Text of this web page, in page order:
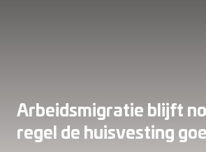
Arbeidsmigratie blijft
regel de huisvesting